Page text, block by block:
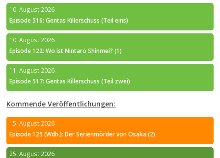
10. August 2026
Episode 516: Gentas Killerschuss (Teil eins)
10. August 2026
Episode 122: Wo ist Nintaro Shinmei? (1)
11. August 2026
Episode 517: Gentas Killerschuss (Teil zwei)
Kommende Veröffentlichungen:
15. August 2026
Episode 125 (Wdh.): Der Serienmörder von Osaka (2)
25. August 2026